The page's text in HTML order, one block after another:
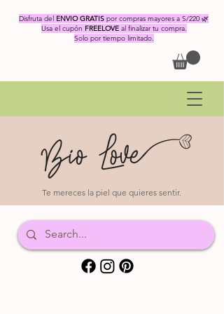
Te mereces la piel que quieres sentir.
Disfruta del ENVIO GRATIS por compras mayores a S/220 🌿
Usa el cupón FREELOVEal finalizar tu compra.
Solo por tiempo limitado.